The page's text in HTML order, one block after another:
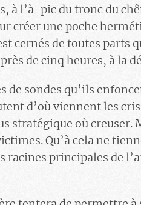
à l’à-pic du tronc du
créer une poche
cernés de toutes parts
de cinq heures, à la
de sondes qu’ils
d’où viennent les
stratégique où creuser.
Qu’à cela ne
racines principales de